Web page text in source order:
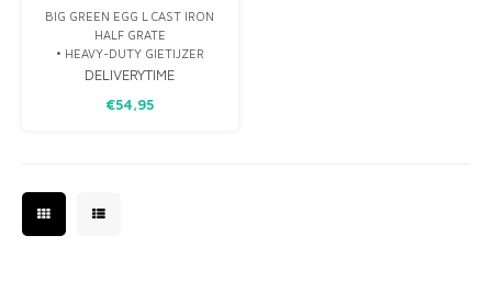
GRATE
BIG GREEN EGG L CAST IRON
HALF GRATE
• HEAVY-DUTY GIETIJZER
• TWEEZIJDIG TE GEBRUIKEN.
VOOR EXTRA BREDE
DELIVERYTIME
€54,95